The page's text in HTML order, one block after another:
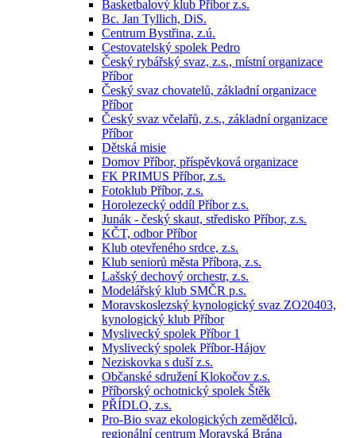
Basketbalový klub Příbor z.s.
Bc. Jan Tyllich, DiS.
Centrum Bystřina, z.ú.
Cestovatelský spolek Pedro
Český rybářský svaz, z.s., místní organizace
Příbor
Český svaz chovatelů, základní organizace
Příbor
Český svaz včelařů, z.s., základní organizace
Příbor
Dětská misie
Domov Příbor, příspěvková organizace
FK PRIMUS Příbor, z.s.
Fotoklub Příbor, z.s.
Horolezecký oddíl Příbor z.s.
Junák - český skaut, středisko Příbor, z.s.
KČT, odbor Příbor
Klub otevřeného srdce, z.s.
Klub seniorů města Příbora, z.s.
Lašský dechový orchestr, z.s.
Modelářský klub SMČR p.s.
Moravskoslezský kynologický svaz ZO20403,
kynologický klub Příbor
Myslivecký spolek Příbor 1
Myslivecký spolek Příbor-Hájov
Neziskovka s duší z.s.
Občanské sdružení Klokočov z.s.
Příborský ochotnický spolek Štěk
PŘÍDLO, z.s.
Pro-Bio svaz ekologických zemědělců,
regionální centrum Moravská Brána